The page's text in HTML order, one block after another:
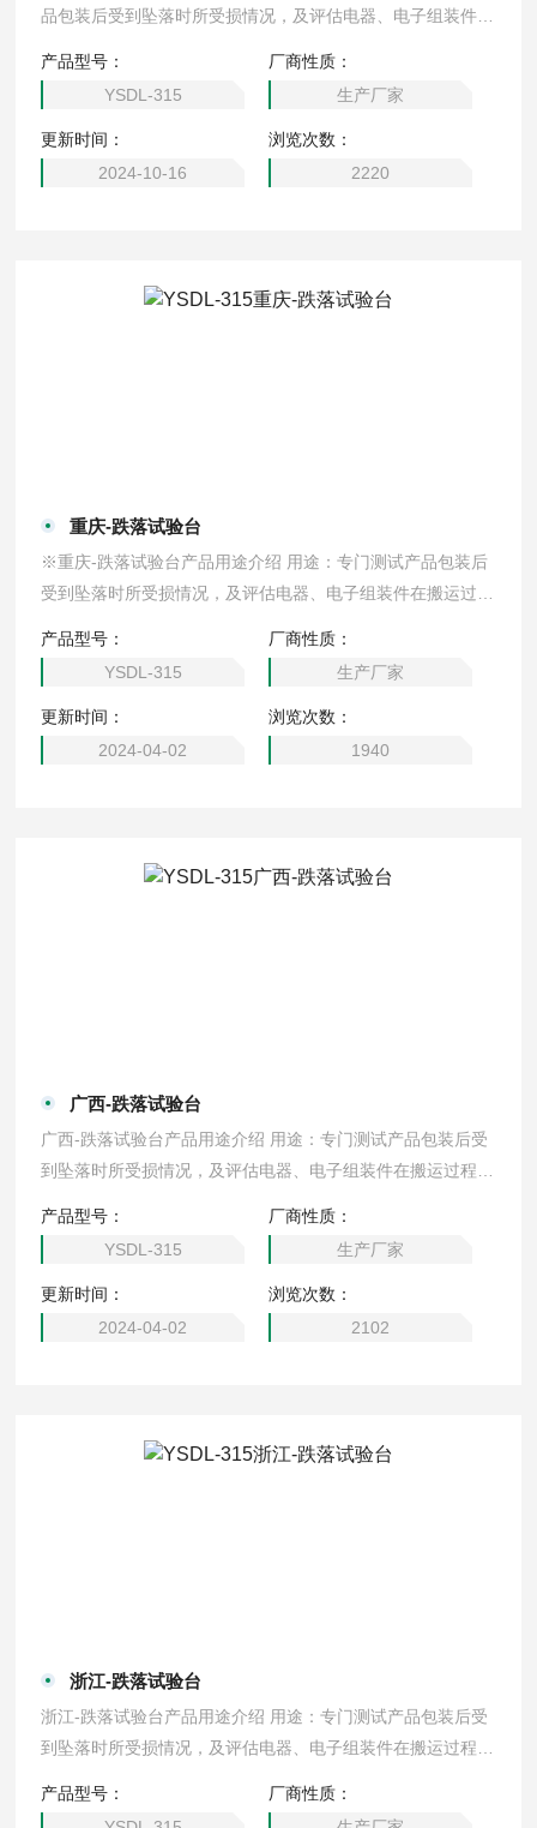
品包装后受到坠落时所受损情况，及评估电器、电子组装件在
配有高精度数显仪表控制高度。自动限位保护器，防止设备的
人为破坏。
产品型号：
YSDL-315
厂商性质：
生产厂家
更新时间：
2024-10-16
浏览次数：
2220
重庆-跌落试验台
※重庆-跌落试验台产品用途介绍 用途：专门测试产品包装后
受到坠落时所受损情况，及评估电器、电子组装件在搬运过程
度数显仪表控制高度。自动限位保护器，防止设备的人为破
坏。动力系统：采用同步电机，速度精确。电动跌落，使用方
便，加速度大。单臂双柱结构，电动升降电动复位，可用于
棱，角，面测试，有利于改进、*包装设计。
产品型号：
YSDL-315
厂商性质：
生产厂家
更新时间：
2024-04-02
浏览次数：
1940
广西-跌落试验台
广西-跌落试验台产品用途介绍 用途：专门测试产品包装后受
到坠落时所受损情况，及评估电器、电子组装件在搬运过程
度数显仪表控制高度。自动限位保护器，防止设备的人为破
坏。动力系统：采用同步电机。电动跌落，使用方便，加速度
大。单臂双柱结构，电动升降电动复位，可用于棱，角，面测
试，有利于改进、*包装设计。
产品型号：
YSDL-315
厂商性质：
生产厂家
更新时间：
2024-04-02
浏览次数：
2102
浙江-跌落试验台
浙江-跌落试验台产品用途介绍 用途：专门测试产品包装后受
到坠落时所受损情况，及评估电器、电子组装件在搬运过程
度数显仪表控制高度。自动限位保护器，防止设备的人为破
产品型号：
厂商性质：